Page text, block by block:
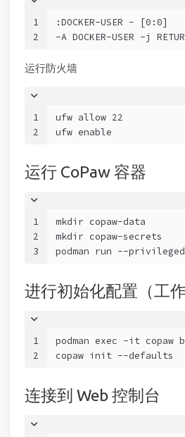
1
2
:DOCKER-USER - [0:0]
-A DOCKER-USER -j
运行防火墙
1
2
ufw allow 22
ufw enable
运行 CoPaw 容器
1
2
3
mkdir copaw-data
mkdir copaw-secrets
podman run --
进行初始化配置（工作
1
2
podman exec -it copaw
copaw init --defaults
连接到 Web 控制台